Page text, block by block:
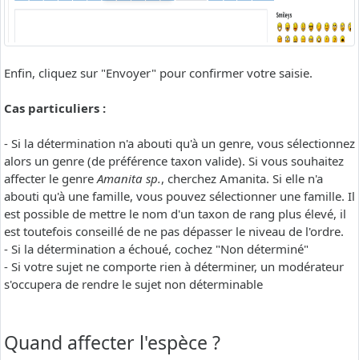
Enfin, cliquez sur "Envoyer" pour confirmer votre saisie.
Cas particuliers :
- Si la détermination n'a abouti qu'à un genre, vous sélectionnez
alors un genre (de préférence taxon valide). Si vous souhaitez
affecter le genreAmanita sp., cherchez Amanita. Si elle n'a
abouti qu'à une famille, vous pouvez sélectionner une famille. Il
est possible de mettre le nom d'un taxon de rang plus élevé, il
est toutefois conseillé de ne pas dépasser le niveau de l'ordre.
- Si la détermination a échoué, cochez "Non déterminé"
- Si votre sujet ne comporte rien à déterminer, un modérateur
s'occupera de rendre le sujet non déterminable
Quand affecter l'espèce ?